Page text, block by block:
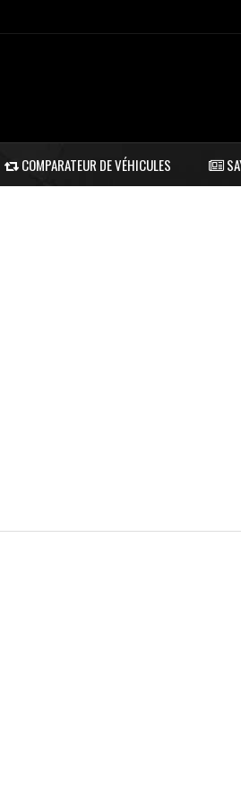
COMPARATEUR DE VÉHICULES